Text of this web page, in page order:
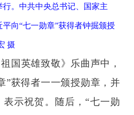
。中共中央总书记、国家主
向“七一勋章”获得者钟掘颁授
摄
国英雄致敬》乐曲声中，
”获得者一一颁授勋章，并
表示祝贺。随后，“七一勋